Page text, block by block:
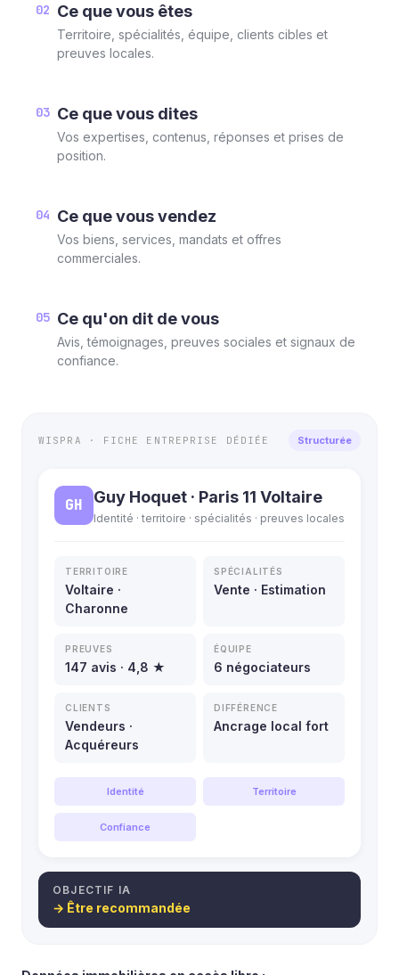
02 Ce que vous êtes
Territoire, spécialités, équipe, clients cibles et
preuves locales.
03 Ce que vous dites
Vos expertises, contenus, réponses et prises de
position.
04 Ce que vous vendez
Vos biens, services, mandats et offres
commerciales.
05 Ce qu'on dit de vous
Avis, témoignages, preuves sociales et signaux de
confiance.
WISPRA · FICHE ENTREPRISE DÉDIÉE Structurée
GH Guy Hoquet · Paris 11 Voltaire
Identité · territoire · spécialités · preuves locales
TERRITOIRE
Voltaire ·
Charonne
SPÉCIALITÉS
Vente · Estimation
PREUVES
147 avis · 4,8 ★
ÉQUIPE
6 négociateurs
CLIENTS
Vendeurs ·
Acquéreurs
DIFFÉRENCE
Ancrage local fort
Identité Territoire
Confiance
OBJECTIF IA
→ Être recommandée